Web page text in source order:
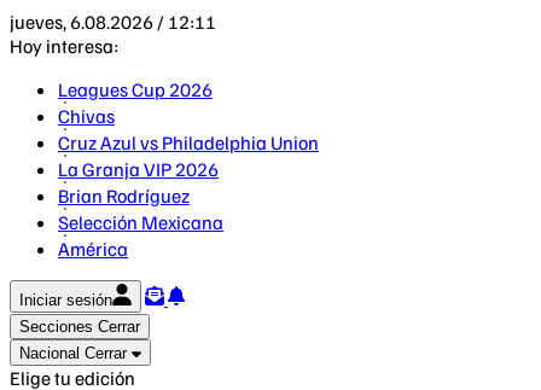
jueves, 6.08.2026 / 12:11
Hoy interesa:
Leagues Cup 2026
Chivas
Cruz Azul vs Philadelphia Union
La Granja VIP 2026
Brian Rodríguez
Selección Mexicana
América
Iniciar sesión
Secciones Cerrar
Nacional Cerrar
Elige tu edición